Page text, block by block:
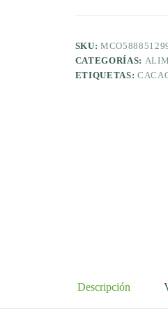
SKU:
CATEGORÍAS:
ETIQUETAS:
Descripción